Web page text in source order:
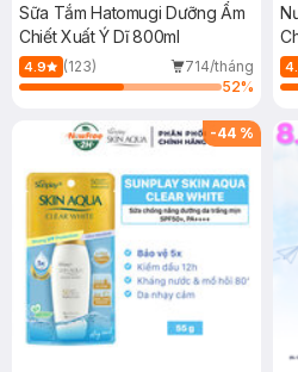
Sữa Tắm Hatomugi Dưỡng Ẩm
Chiết Xuất Ý Dĩ 800ml
4.9 (123)
714/tháng
52%
-44 %